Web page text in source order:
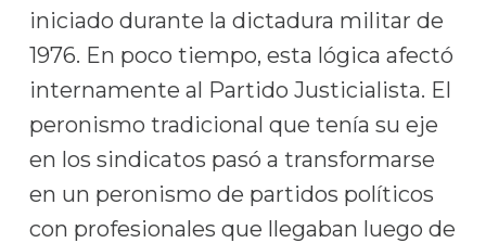
iniciado durante la dictadura militar de
1976. En poco tiempo, esta lógica afectó
internamente al Partido Justicialista. El
peronismo tradicional que tenía su eje
en los sindicatos pasó a transformarse
en un peronismo de partidos políticos
con profesionales que llegaban luego de